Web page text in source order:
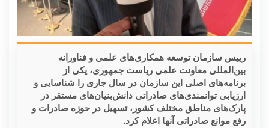
رییس سازمان توسعه همکاری‌های علمی و فناورانه
بین‌المللی معاونت علمی ریاست جمهوری، یکی از
برنامه‌های اصلی این سازمان در سال جاری را شناسایی و
ارزیابی توانمندی‌های صادراتی دانش‌بنیان‌های مستقر در
پارک‌های مناطق مختلف کشور، تسهیل در حوزه صادرات و
رفع موانع صادراتی آنها اعلام کرد.